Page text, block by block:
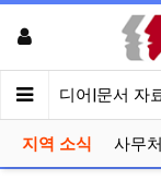
견 미디어|문서 자
지역 소식 사무